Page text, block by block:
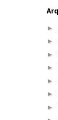
►
►
►
►
►
►
►